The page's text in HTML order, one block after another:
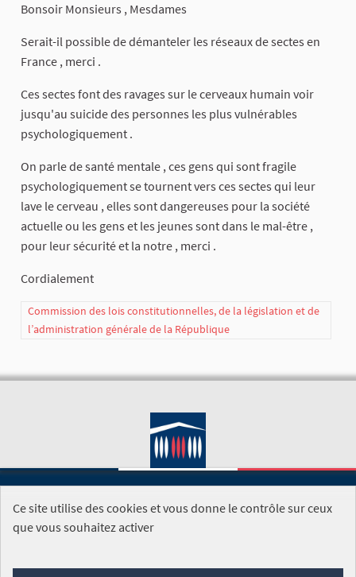
Bonsoir Monsieurs , Mesdames
Serait-il possible de démanteler les réseaux de sectes en
France , merci .
Ces sectes font des ravages sur le cerveaux humain voir
jusqu'au suicide des personnes les plus vulnérables
psychologiquement .
On parle de santé mentale , ces gens qui sont fragile
psychologiquement se tournent vers ces sectes qui leur
lave le cerveau , elles sont dangereuses pour la société
actuelle ou les gens et les jeunes sont dans le mal-être ,
pour leur sécurité et la notre , merci .
Cordialement
Commission des lois constitutionnelles, de la législation et de
l’administration générale de la République
SITE DE L'ASSEMBLÉE NATIONALE
Foire aux questions
Ce site utilise des cookies et vous donne le contrôle sur ceux
que vous souhaitez activer